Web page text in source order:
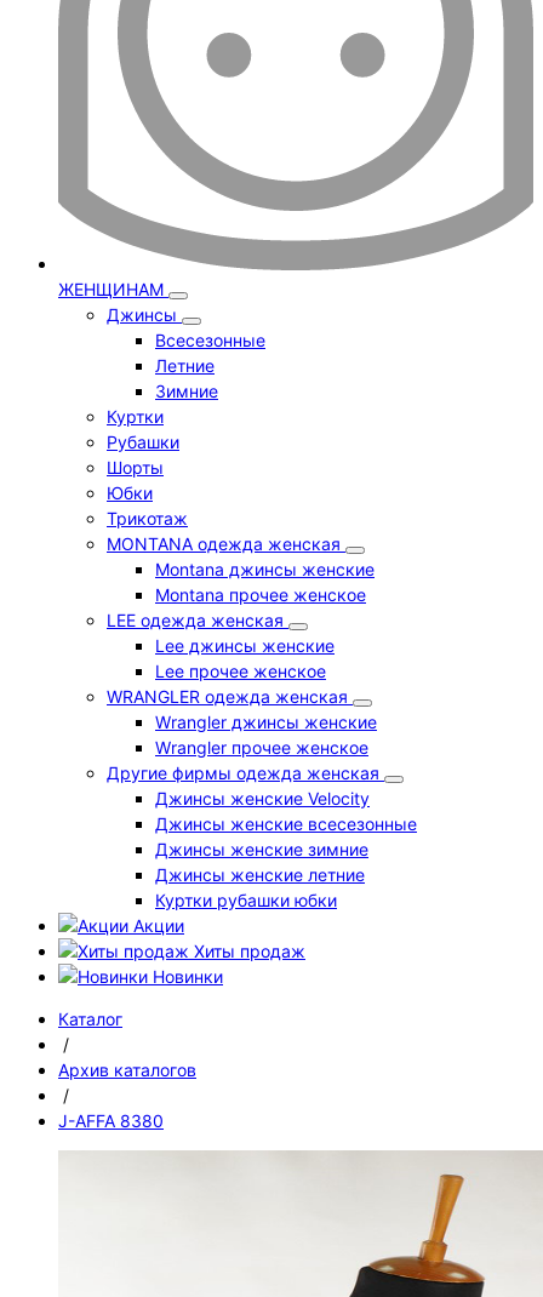
ЖЕНЩИНАМ
Джинсы
Всесезонные
Летние
Зимние
Куртки
Рубашки
Шорты
Юбки
Трикотаж
MONTANA одежда женская
Montana джинсы женские
Montana прочее женское
LEE одежда женская
Lee джинсы женские
Lee прочее женское
WRANGLER одежда женская
Wrangler джинсы женские
Wrangler прочее женское
Другие фирмы одежда женская
Джинсы женские Velocity
Джинсы женские всесезонные
Джинсы женские зимние
Джинсы женские летние
Куртки рубашки юбки
Акции
Хиты продаж
Новинки
Каталог
/
Архив каталогов
/
J-AFFA 8380